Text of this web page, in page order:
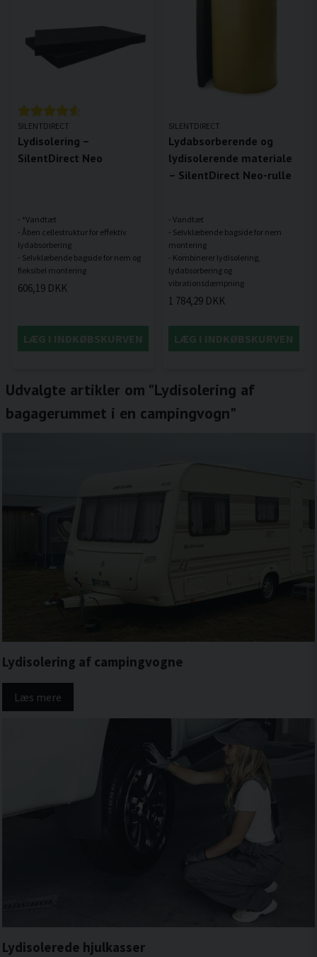
SILENTDIRECT
Lydisolering –
SilentDirect Neo
- *Vandtæt
- Åben cellestruktur for effektiv
lydabsorbering
- Selvklæbende bagside for nem og
606,19 DKK
LÆG I INDKØBSKURVEN
SILENTDIRECT
Lydabsorberende og
lydisolerende materiale
– SilentDirect Neo-rulle
- Vandtæt
- Selvklæbende bagside for nem
montering
- Kombinerer lydisolering,
lydabsorbering og
1 784,29 DKK
LÆG I INDKØBSKURVEN
Udvalgte artikler om "Lydisolering af
bagagerummet i en campingvogn"
Lydisolering af campingvogne
Læs mere
Lydisolerede hjulkasser